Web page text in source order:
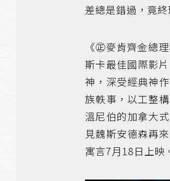
差總是錯過，竟
《㊣麥肯齊金總
斯卡最佳國際影
神，深受經典神
族軼事，以工整
溫尼伯的加拿大
見魏斯安德森再
寓言7月18日上映